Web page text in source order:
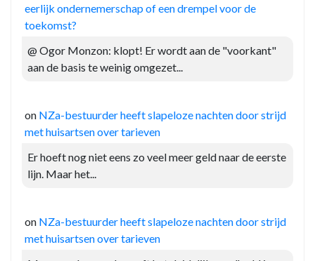
eerlijk ondernemerschap of een drempel voor de
toekomst?
@ Ogor Monzon: klopt! Er wordt aan de "voorkant"
aan de basis te weinig omgezet...
on NZa-bestuurder heeft slapeloze nachten door strijd
met huisartsen over tarieven
Er hoeft nog niet eens zo veel meer geld naar de eerste
lijn. Maar het...
on NZa-bestuurder heeft slapeloze nachten door strijd
met huisartsen over tarieven